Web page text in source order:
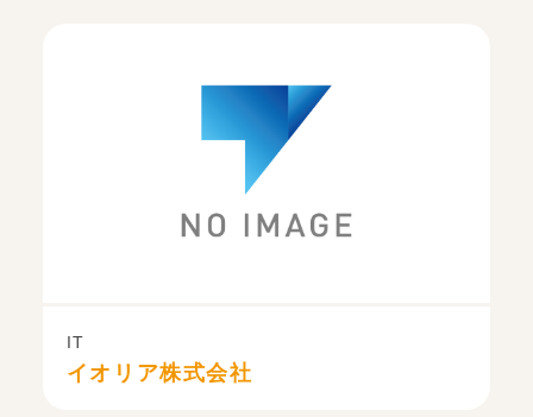
IT
イオリア株式会社